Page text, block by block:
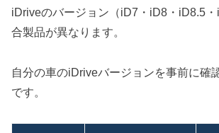
iDriveのバージョン（iD7・iD8・iD8.5
合製品が異なります。
自分の車のiDriveバージョンを事前に確
です。